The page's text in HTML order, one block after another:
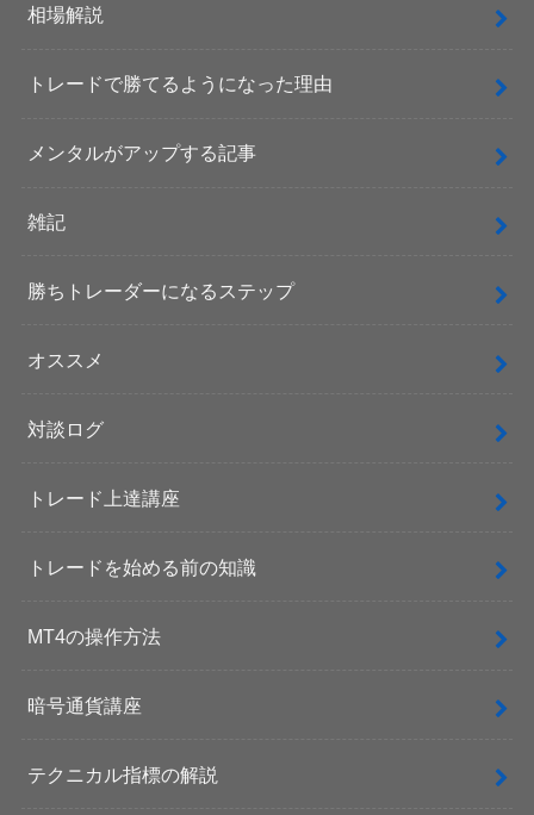
相場解説
トレードで勝てるようになった理由
メンタルがアップする記事
雑記
勝ちトレーダーになるステップ
オススメ
対談ログ
トレード上達講座
トレードを始める前の知識
MT4の操作方法
暗号通貨講座
テクニカル指標の解説